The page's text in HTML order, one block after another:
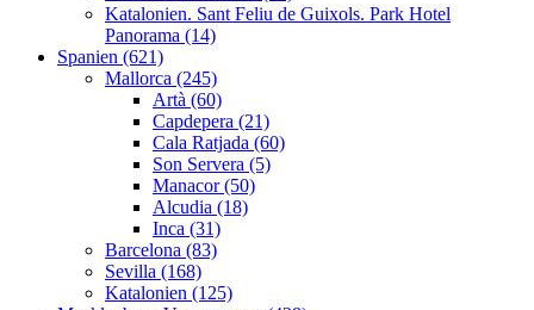
Katalonien. Sant Feliu de Guixols. Park Hotel
Panorama (14)
Spanien (621)
Mallorca (245)
Artà (60)
Capdepera (21)
Cala Ratjada (60)
Son Servera (5)
Manacor (50)
Alcudia (18)
Inca (31)
Barcelona (83)
Sevilla (168)
Katalonien (125)